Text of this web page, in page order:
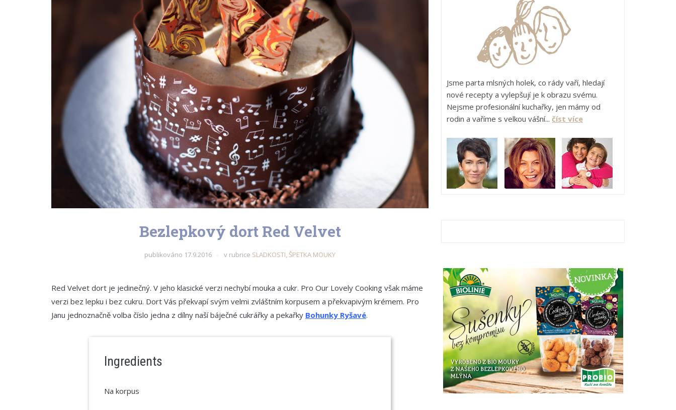
Bezlepkový dort Red Velvet
publikováno 17.9.2016 v rubrice SLADKOSTI, ŠPETKA MOUKY
Red Velvet dort je jedinečný. V jeho klasické verzi nechybí mouka a cukr. Pro Our Lovely Cooking však máme
verzi bez lepku i bez cukru. Dort Vás překvapí svým velmi zvláštním korpusem a překvapivým krémem. Pro
Janu jednoznačně volba číslo jedna z dílny naší báječné cukrářky a pekařky Bohunky Ryšavé.
Ingredients
Na korpus
Jsme parta mlsných holek, co rády vaří, hledají
nové recepty a vylepšují je k obrazu svému.
Nejsme profesionální kuchařky, jen mámy od
rodin a vaříme s velkou vášní... číst více